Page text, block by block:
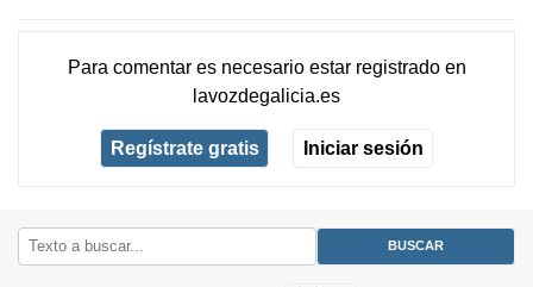
Para comentar es necesario estar registradoen
lavozdegalicia.es
Regístrate gratis Iniciar sesión